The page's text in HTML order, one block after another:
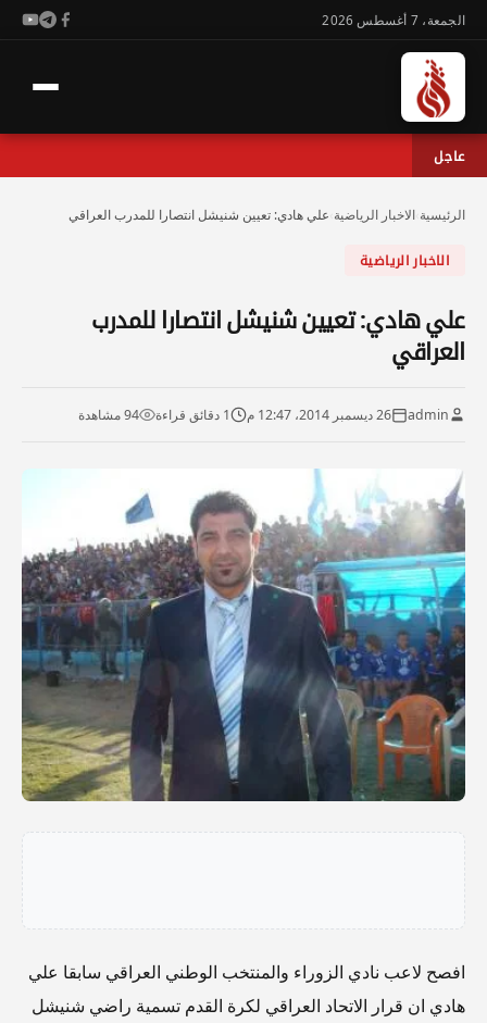
الجمعة، 7 أغسطس 2026
عاجل
الرئيسية الاخبار الرياضية علي هادي: تعيين شنيشل انتصارا للمدرب العراقي
الاخبار الرياضية
علي هادي: تعيين شنيشل انتصارا للمدرب
العراقي
admin 26 ديسمبر 2014، 12:47 م 1 دقائق قراءة 94 مشاهدة
افصح لاعب نادي الزوراء والمنتخب الوطني العراقي سابقا علي
هادي ان قرار الاتحاد العراقي لكرة القدم تسمية راضي شنيشل